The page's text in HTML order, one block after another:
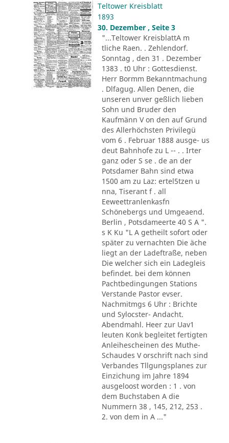
Teltower Kreisblatt
1893
30. Dezember , Seite 3
"...Teltower KreisblattA m
tliche Raen. . Zehlendorf.
Sonntag , den 31 . Dezember
1383 . t0 Uhr : Gottesdienst.
Herr Bormm Bekanntmachung
. Dlfagug. Allen Denen, die
unseren unver geßlich lieben
Sohn und Bruder den
Kaufmänn V on den auf Grund
des Allerhöchsten Privilegü
vom 6 . Februar 1888 ausge- us
deut Bahnhofe zu L -- . . Irter
ganz oder S se . de an der
Potsdamer Bahn sind etwa
1500 am zu Laz: ertel5tzen u
nna, Tiserant f . all
Eeweettranlenkasfn
Schönebergs und Umgeaend.
Berlin , Potsdameerte 40 S A ".
s K Ku "L A getheilt sofort oder
später zu vernachten Die äche
liegt an der Ladeftraße, neben
Die welcher sich ein Ladegleis
befindet. bei dem können
Pachtbedingungen Stations
Verstande Pastor evser.
Nachmitmgs 6 Uhr : Brichte
und Sylocster- Andacht.
Abendmahl. Heer zur Uav1
leuten Konk begleitet fertigten
Anleihescheinen des Muthe-
Schaudes V orschrift nach sind
Verbandes Tllgungsplanes zur
Einzichung im Jahre 1894
ausgeloost worden : 1 . von
dem Buchstaben A die
Nummern 38 , 145, 212, 253 .
2. von dem in A ..."